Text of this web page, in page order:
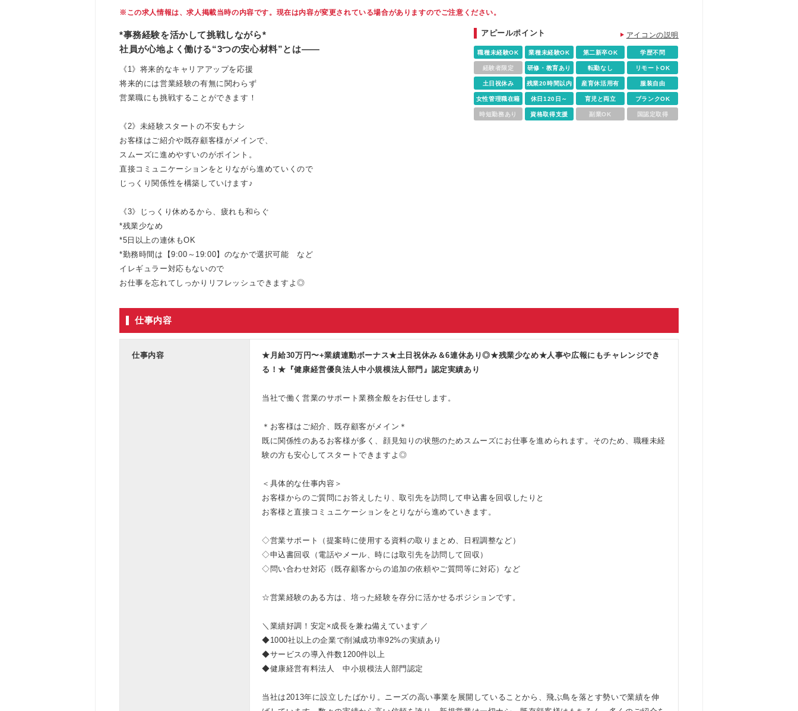
※この求人情報は、求人掲載当時の内容です。現在は内容が変更されている場合がありますのでご注意ください。
*事務経験を活かして挑戦しながら*
社員が心地よく働ける“3つの安心材料”とは――
《1》将来的なキャリアアップを応援
将来的には営業経験の有無に関わらず
営業職にも挑戦することができます！
《2》未経験スタートの不安もナシ
お客様はご紹介や既存顧客様がメインで、
スムーズに進めやすいのがポイント。
直接コミュニケーションをとりながら進めていくので
じっくり関係性を構築していけます♪
《3》じっくり休めるから、疲れも和らぐ
*残業少なめ
*5日以上の連休もOK
*勤務時間は【9:00～19:00】のなかで選択可能 など
イレギュラー対応もないので
お仕事を忘れてしっかりリフレッシュできますよ◎
アピールポイント アイコンの説明
職種未経験OK 業種未経験OK 第二新卒OK 学歴不問
経験者限定 研修・教育あり 転勤なし リモートOK
土日祝休み 残業20時間以内 産育休活用有 服装自由
女性管理職在籍 休日120日～ 育児と両立 ブランクOK
時短勤務あり 資格取得支援 副業OK 国認定取得
仕事内容
仕事内容
★月給30万円〜+業績連動ボーナス★土日祝休み＆6連休あり◎★残業少なめ★人事や広報にもチャレンジでき
る！★『健康経営優良法人中小規模法人部門』認定実績あり
当社で働く営業のサポート業務全般をお任せします。
＊お客様はご紹介、既存顧客がメイン＊
既に関係性のあるお客様が多く、顔見知りの状態のためスムーズにお仕事を進められます。そのため、職種未経
験の方も安心してスタートできますよ◎
＜具体的な仕事内容＞
お客様からのご質問にお答えしたり、取引先を訪問して申込書を回収したりと
お客様と直接コミュニケーションをとりながら進めていきます。
◇営業サポート（提案時に使用する資料の取りまとめ、日程調整など）
◇申込書回収（電話やメール、時には取引先を訪問して回収）
◇問い合わせ対応（既存顧客からの追加の依頼やご質問等に対応）など
☆営業経験のある方は、培った経験を存分に活かせるポジションです。
＼業績好調！安定×成長を兼ね備えています／
◆1000社以上の企業で削減成功率92%の実績あり
◆サービスの導入件数1200件以上
◆健康経営有料法人 中小規模法人部門認定
当社は2013年に設立したばかり。ニーズの高い事業を展開していることから、飛ぶ鳥を落とす勢いで業績を伸